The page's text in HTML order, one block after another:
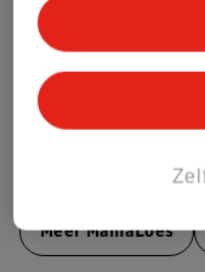
Bestel &
MeerMamaLoes